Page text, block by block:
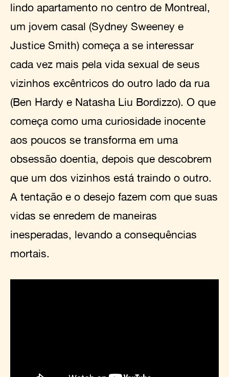
lindo apartamento no centro de Montreal,
um jovem casal (Sydney Sweeney e
Justice Smith) começa a se interessar
cada vez mais pela vida sexual de seus
vizinhos excêntricos do outro lado da rua
(Ben Hardy e Natasha Liu Bordizzo). O que
começa como uma curiosidade inocente
aos poucos se transforma em uma
obsessão doentia, depois que descobrem
que um dos vizinhos está traindo o outro.
A tentação e o desejo fazem com que suas
vidas se enredem de maneiras
inesperadas, levando a consequências
mortais.